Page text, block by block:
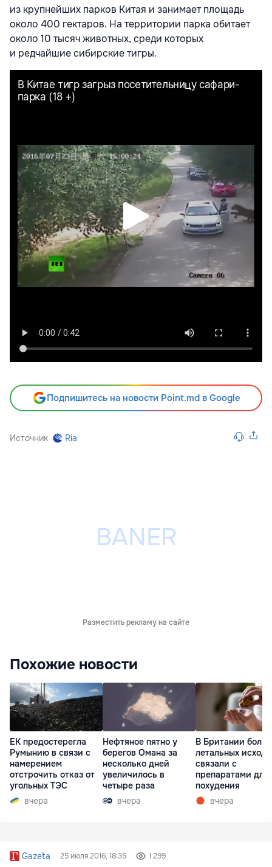
из крупнейших парков Китая и занимает площадь
около 400 гектаров. На территории парка обитает
около 10 тысяч животных, среди которых
и редчайшие сибирские тигры.
Подпишитесь на новости Point.md в Google
Источник Ria
Разместить рекламу на сайте
Похожие новости
ЕК предостерегла
Румынию в связи с
намерением
отстрочить отказ от
угольных ТЭС
вчера
Нефтяное пятно у
берегов Омана за
несколько дней
увеличилось в
четыре раза
вчера
В Британии
летальных
связали с
препаратами для
похудения
вчера
Gazeta 25 июля 2016, 18:35 1 299